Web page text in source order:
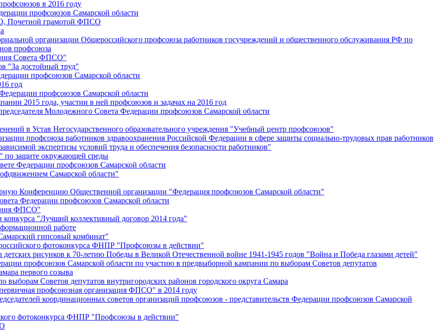
в 2016 году
профсоюзов Самарской области
Почетной грамотой ФПСО
организации Общероссийского профсоюза работников госучреждений и общественного обслуживания РФ по
профсоюза
Совета ФПСО"
"За достойный труд"
профсоюзов Самарской области
год
профсоюзов Самарской области
2015 года, участии в ней профсоюзов и задачах на 2016 год
Молодежного Совета Федерации профсоюзов Самарской области
в Устав Негосударственного образовательного учреждения "Учебный центр профсоюзов"
профсоюза работников здравоохранения Российской Федерации в сфере защиты социально-трудовых прав работников
экспертизы условий труда и обеспечения безопасности работников"
защите окружающей среды
Федерации профсоюзов Самарской области
Самарской области"
Конференцию Общественной организации "Федерация профсоюзов Самарской области"
Федерации профсоюзов Самарской области
ФПСО"
"Лучший коллективный договор 2014 года"
работе
гипсовый комбинат"
фотоконкурса ФНПР "Профсоюзы в действии"
рисунков к 70-летию Победы в Великой Отечественной войне 1941-1945 годов "Война и Победа глазами детей"
профсоюзов Самарской области по участию в предвыборной кампании по выборам Советов депутатов
первого созыва
Советов депутатов внутригородских районов городского округа Самара
профсоюзная организация ФПСО" в 2014 году
координационных советов организаций профсоюзов - представительств Федерации профсоюзов Самарской
фотоконкурса ФНПР "Профсоюзы в действии"